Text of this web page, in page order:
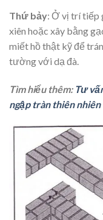
Thứ bảy: Ở vị trí tiếp
xiên hoặc xây bằng
miết hồ thật kỹ để
tường với dạ đà.
Tìm hiểu thêm: Tư
ngập tràn thiên nhiên